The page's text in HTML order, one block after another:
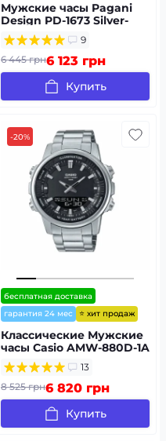
Мужские часы Pagani
Design PD-1673 Silver-
Black
9
6 445 грн6 123 грн
Купить
-20%
бесплатная доставка
гарантия 24 мес
⭐ хит продаж
Классические Мужские
часы Casio AMW-880D-1A
стальные,
водонепроницаемые,
Япония.
13
8 525 грн6 820 грн
Купить